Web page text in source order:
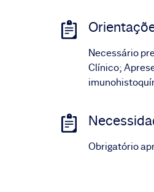
Necessário
Clínico;
Obrigatório